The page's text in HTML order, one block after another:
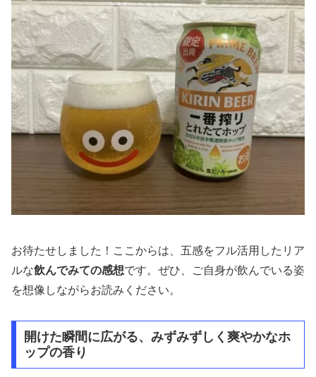
お待たせしました！ここからは、五感をフル活用したリア
ルな飲んでみての感想です。ぜひ、ご自身が飲んでいる姿
を想像しながらお読みください。
開けた瞬間に広がる、みずみずしく爽やかなホ
ップの香り